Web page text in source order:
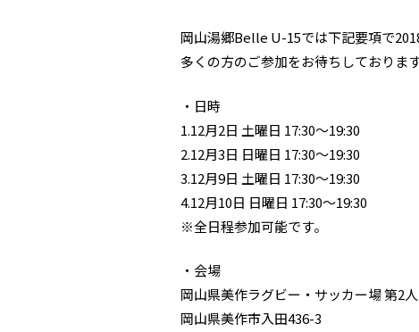
岡山湯郷Belle U-15では下記要項で
多くの方のご参加をお待ちしております
・日時
1.12月2日 土曜日 17:30～19:30
2.12月3日 日曜日 17:30～19:30
3.12月9日 土曜日 17:30～19:30
4.12月10日 日曜日 17:30～19:30
※全日程参加可能です。
・会場
岡山県美作ラグビー・サッカー場 第2
岡山県美作市入田436-3